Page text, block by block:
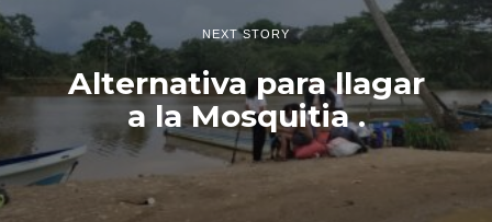
NEXT STORY
Alternativa para llagar
a la Mosquitia .